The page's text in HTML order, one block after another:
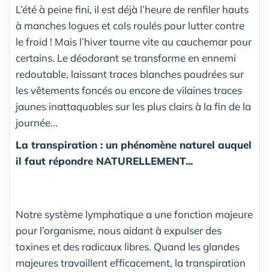
L’été à peine fini, il est déjà l’heure de renfiler hauts
à manches logues et cols roulés pour lutter contre
le froid ! Mais l’hiver tourne vite au cauchemar pour
certains. Le déodorant se transforme en ennemi
redoutable, laissant traces blanches poudrées sur
les vêtements foncés ou encore de vilaines traces
jaunes inattaquables sur les plus clairs à la fin de la
journée...
La transpiration : un phénomène naturel auquel
il faut répondre NATURELLEMENT...
Notre système lymphatique a une fonction majeure
pour l’organisme, nous aidant à expulser des
toxines et des radicaux libres. Quand les glandes
majeures travaillent efficacement, la transpiration